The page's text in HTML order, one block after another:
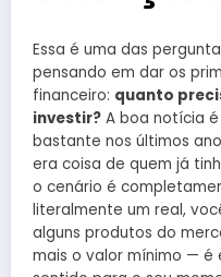
Essa é uma das
pensando em dar os
financeiro: quanto
investir? A boa notícia
bastante nos últimos
era coisa de quem já
o cenário é
literalmente um real,
alguns produtos do
mais o valor mínimo —